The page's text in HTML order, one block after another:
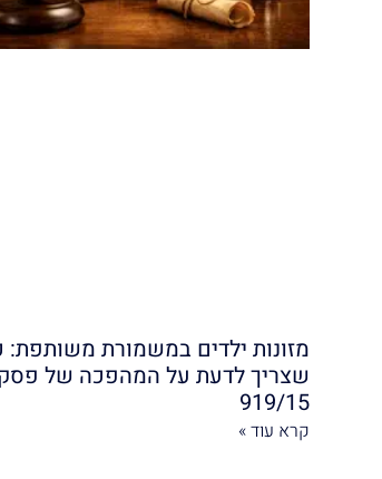
מזונות ילדים במשמורת
שצריך לדעת על המהפכה של פסק
919/15
קרא עוד »